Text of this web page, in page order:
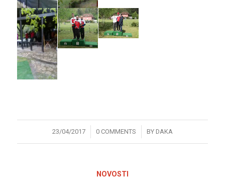
23/04/2017
/ 0 COMMENTS
/ BY DAKA
NOVOSTI